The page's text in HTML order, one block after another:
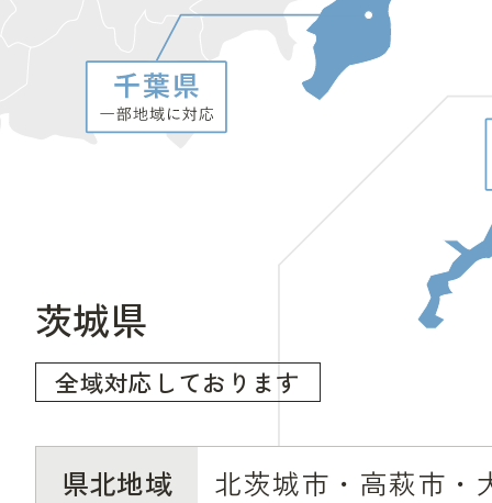
茨城県
全域対応しております
県北地域
北茨城市・高萩市・